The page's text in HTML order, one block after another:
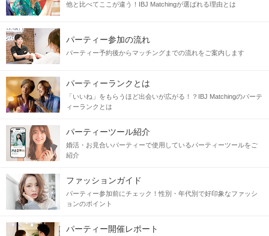
他と比べてここが違う！IBJ Matchingが選ばれる理由とは
パーティー参加の流れ
パーティー予約後からマッチングまでの流れをご案内します
パーティーランクとは
「いいね」をもらうほど出会いが広がる！？IBJ Matchingのパーテ
ィーランクとは
パーティーツール紹介
婚活・お見合いパーティーで使用しているパーティーツールをご
紹介
ファッションガイド
パーティー参加前にチェック！性別・年代別で好印象なファッシ
ョンのポイント
パーティー開催レポート